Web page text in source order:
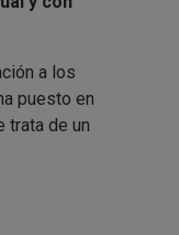
a los
puesto en
trata de un
del